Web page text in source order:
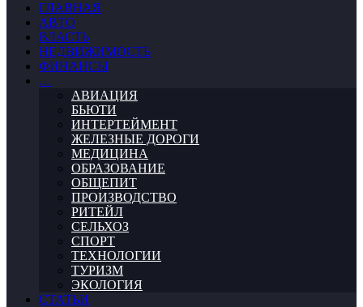
ГЛАВНАЯ
АВТО
ВЛАСТЬ
НЕДВИЖИМОСТЬ
ФИНАНСЫ
…
АВИАЦИЯ
БЬЮТИ
ИНТЕРТЕЙМЕНТ
ЖЕЛЕЗНЫЕ ДОРОГИ
МЕДИЦИНА
ОБРАЗОВАНИЕ
ОБЩЕПИТ
ПРОИЗВОДСТВО
РИТЕЙЛ
СЕЛЬХОЗ
СПОРТ
ТЕХНОЛОГИИ
ТУРИЗМ
ЭКОЛОГИЯ
СТАТЬИ